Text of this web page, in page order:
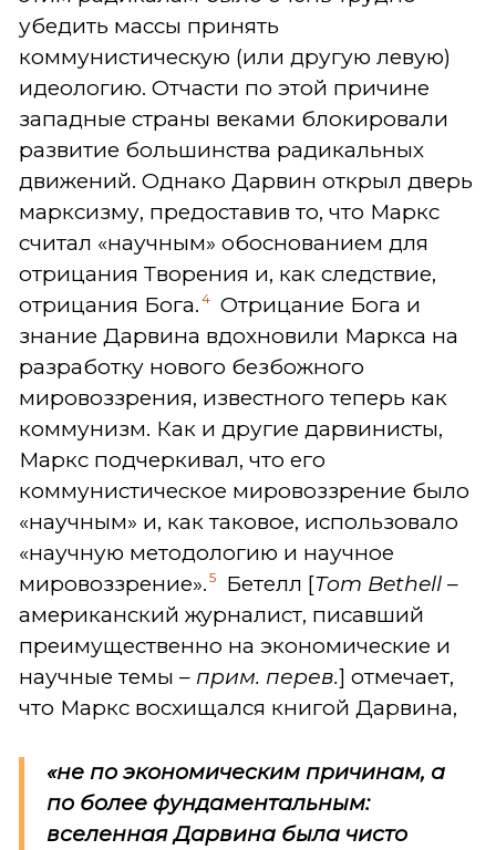
убедить массы принять
коммунистическую (или другую левую)
идеологию. Отчасти по этой причине
западные страны веками блокировали
развитие большинства радикальных
движений. Однако Дарвин открыл дверь
марксизму, предоставив то, что Маркс
считал «научным» обоснованием для
отрицания Творения и, как следствие,
отрицания Бога. 4 Отрицание Бога и
знание Дарвина вдохновили Маркса на
разработку нового безбожного
мировоззрения, известного теперь как
коммунизм. Как и другие дарвинисты,
Маркс подчеркивал, что его
коммунистическое мировоззрение было
«научным» и, как таковое, использовало
«научную методологию и научное
мировоззрение». 5 Бетелл [Тom Bethell –
американский журналист, писавший
преимущественно на экономические и
научные темы – прим. перев.] отмечает,
что Маркс восхищался книгой Дарвина,
«не по экономическим причинам, а
по более фундаментальным:
вселенная Дарвина была чисто